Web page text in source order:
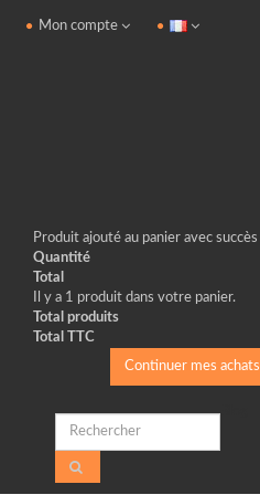
Mon compte
Produit ajouté au panier avec succès
Quantité
Total
Il y a 1 produit dans votre panier.
Total produits
Total TTC
Continuer mes achats